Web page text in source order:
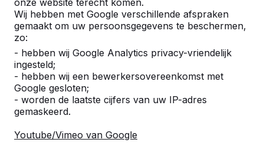
onze website terecht komen.
Wij hebben met Google verschillende afspraken
gemaakt om uw persoonsgegevens te beschermen,
zo:
- hebben wij Google Analytics privacy-vriendelijk
ingesteld;
- hebben wij een bewerkersovereenkomst met
Google gesloten;
- worden de laatste cijfers van uw IP-adres
gemaskeerd.
Youtube/Vimeo van Google
Referenties
U vindt onze producten in heel Europa en
buurt al een HeBlad product staat.